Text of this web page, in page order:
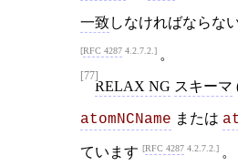
一致しなければならな
RFC 4287 4.2.7.2. 。
[77]
RELAX NG スキーマ
atomNCName または
ています RFC 4287 4.2.7.2. 。